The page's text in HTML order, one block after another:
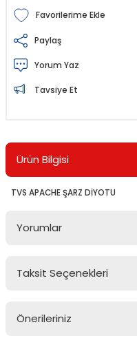
Paylaş
Yorum Yaz
Tavsiye Et
Ürün Bilgisi
TVS APACHE ŞARZ DİYOTU
Yorumlar
Taksit Seçenekleri
Önerileriniz